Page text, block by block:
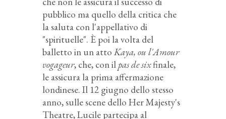
pubblico ma quello della critica che
la saluta con l'appellativo di
"spirituelle". È poi la volta del
balletto in un atto Kaya, ou l'Amour
vogageur, che, con il pas de sixfinale,
le assicura la prima affermazione
londinese. Il 12 giugno dello stesso
anno, sulle scene dello Her Majesty's
Theatre, Lucile partecipa al